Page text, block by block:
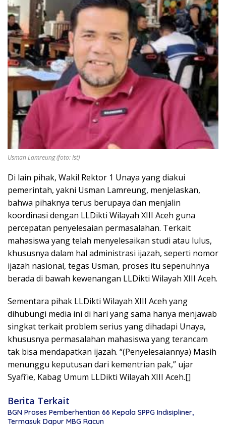
Usman Lamreung (foto: Ist)
Di lain pihak, Wakil Rektor 1 Unaya yang diakui
pemerintah, yakni Usman Lamreung, menjelaskan,
bahwa pihaknya terus berupaya dan menjalin
koordinasi dengan LLDikti Wilayah XIII Aceh guna
percepatan penyelesaian permasalahan. Terkait
mahasiswa yang telah menyelesaikan studi atau lulus,
khususnya dalam hal administrasi ijazah, seperti nomor
ijazah nasional, tegas Usman, proses itu sepenuhnya
berada di bawah kewenangan LLDikti Wilayah XIII Aceh.
Sementara pihak LLDikti Wilayah XIII Aceh yang
dihubungi media ini di hari yang sama hanya menjawab
singkat terkait problem serius yang dihadapi Unaya,
khususnya permasalahan mahasiswa yang terancam
tak bisa mendapatkan ijazah. “(Penyelesaiannya) Masih
menunggu keputusan dari kementrian pak,” ujar
Syafi’ie, Kabag Umum LLDikti Wilayah XIII Aceh.[]
Berita Terkait
BGN Proses Pemberhentian 66 Kepala SPPG Indisipliner,
Termasuk Dapur MBG Racun